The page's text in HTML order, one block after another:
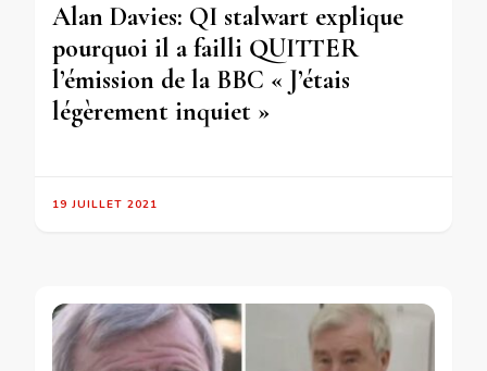
Alan Davies: QI stalwart explique
pourquoi il a failli QUITTER
l’émission de la BBC « J’étais
légèrement inquiet »
19 JUILLET 2021